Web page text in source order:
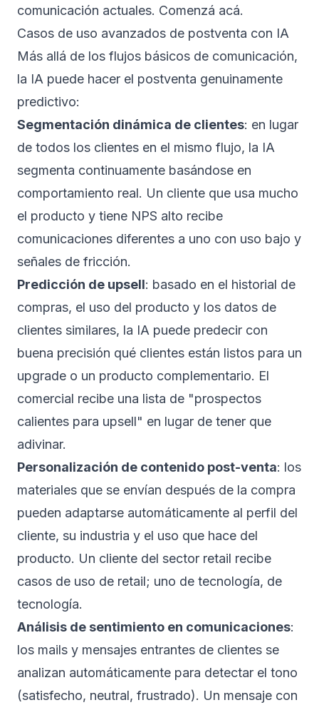
comunicación actuales. Comenzá acá.
Casos de uso avanzados de postventa con IA
Más allá de los flujos básicos de comunicación,
la IA puede hacer el postventa genuinamente
predictivo:
Segmentación dinámica de clientes: en lugar
de todos los clientes en el mismo flujo, la IA
segmenta continuamente basándose en
comportamiento real. Un cliente que usa mucho
el producto y tiene NPS alto recibe
comunicaciones diferentes a uno con uso bajo y
señales de fricción.
Predicción de upsell: basado en el historial de
compras, el uso del producto y los datos de
clientes similares, la IA puede predecir con
buena precisión qué clientes están listos para un
upgrade o un producto complementario. El
comercial recibe una lista de "prospectos
calientes para upsell" en lugar de tener que
adivinar.
Personalización de contenido post-venta: los
materiales que se envían después de la compra
pueden adaptarse automáticamente al perfil del
cliente, su industria y el uso que hace del
producto. Un cliente del sector retail recibe
casos de uso de retail; uno de tecnología, de
tecnología.
Análisis de sentimiento en comunicaciones:
los mails y mensajes entrantes de clientes se
analizan automáticamente para detectar el tono
(satisfecho, neutral, frustrado). Un mensaje con